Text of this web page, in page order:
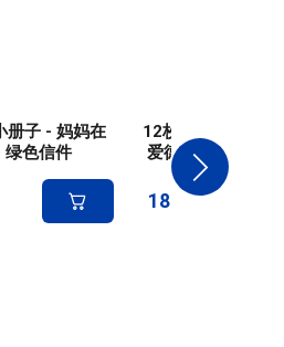
册子 - 妈妈在
绿色信件
12枚邮票小本票 -
爱德华-贝内迪克
18.24€